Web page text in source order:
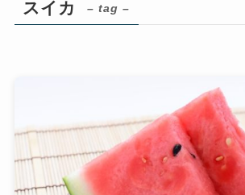
スイカ – tag –